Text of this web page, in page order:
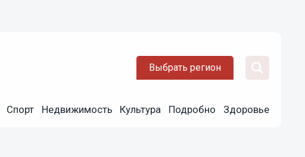
Выбрать регион
Спорт Недвижимость Культура Подробно Здоровье